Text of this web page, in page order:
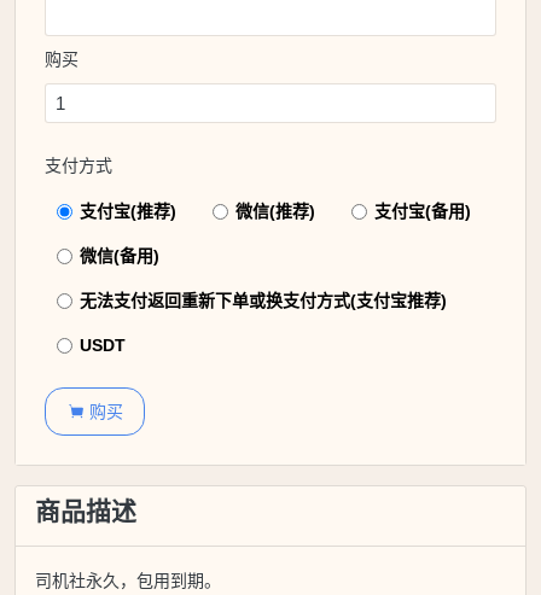
购买
支付方式
支付宝(推荐) 微信(推荐) 支付宝(备用)
微信(备用)
无法支付返回重新下单或换支付方式(支付宝推荐)
USDT
 购买
商品描述
司机社永久，包用到期。